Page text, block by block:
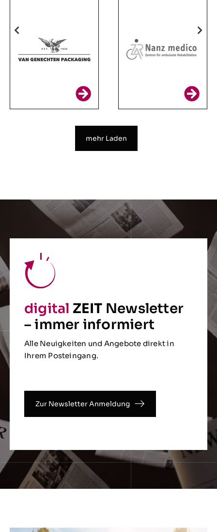
mehr Laden
digital ZEIT Newsletter
– immer informiert
Alle Neuigkeiten und Angebote direkt in
Ihrem Posteingang.
Zur Newsletter Anmeldung